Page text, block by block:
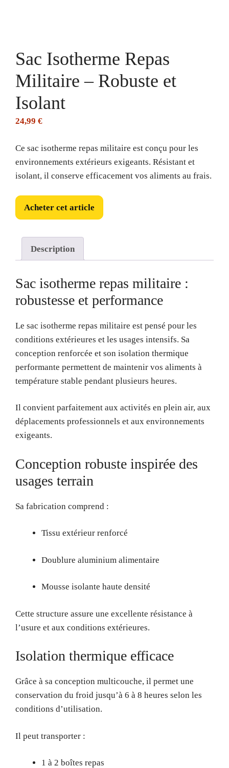
Sac Isotherme Repas
Militaire – Robuste et
Isolant
24,99 €
Ce sac isotherme repas militaire est conçu pour les
environnements extérieurs exigeants. Résistant et
isolant, il conserve efficacement vos aliments au frais.
Acheter cet article
Description
Sac isotherme repas militaire :
robustesse et performance
Le sac isotherme repas militaire est pensé pour les
conditions extérieures et les usages intensifs. Sa
conception renforcée et son isolation thermique
performante permettent de maintenir vos aliments à
température stable pendant plusieurs heures.
Il convient parfaitement aux activités en plein air, aux
déplacements professionnels et aux environnements
exigeants.
Conception robuste inspirée des
usages terrain
Sa fabrication comprend :
Tissu extérieur renforcé
Doublure aluminium alimentaire
Mousse isolante haute densité
Cette structure assure une excellente résistance à
l’usure et aux conditions extérieures.
Isolation thermique efficace
Grâce à sa conception multicouche, il permet une
conservation du froid jusqu’à 6 à 8 heures selon les
conditions d’utilisation.
Il peut transporter :
1 à 2 boîtes repas